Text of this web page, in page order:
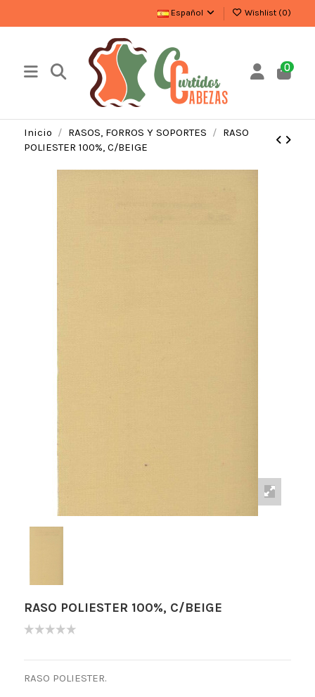
Español Wishlist (0)
0
Inicio RASOS, FORROS Y SOPORTES
RASO
POLIESTER 100%, C/BEIGE
RASO POLIESTER 100%, C/BEIGE
RASO POLIESTER.